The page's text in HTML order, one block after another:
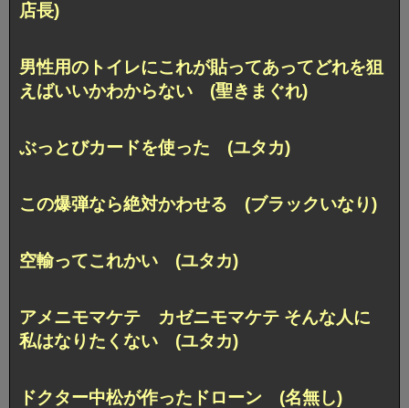
店長)
男性用のトイレにこれが貼ってあってどれを狙
えばいいかわからない (聖きまぐれ)
ぶっとびカードを使った (ユタカ)
この爆弾なら絶対かわせる (ブラックいなり)
空輸ってこれかい (ユタカ)
アメニモマケテ カゼニモマケテ そんな人に
私はなりたくない (ユタカ)
ドクター中松が作ったドローン (名無し)